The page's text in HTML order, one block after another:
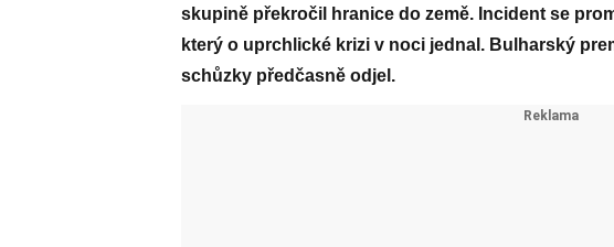
skupině překročil hranice do země. Incident se
který o uprchlické krizi v noci jednal. Bulharský
schůzky předčasně odjel.